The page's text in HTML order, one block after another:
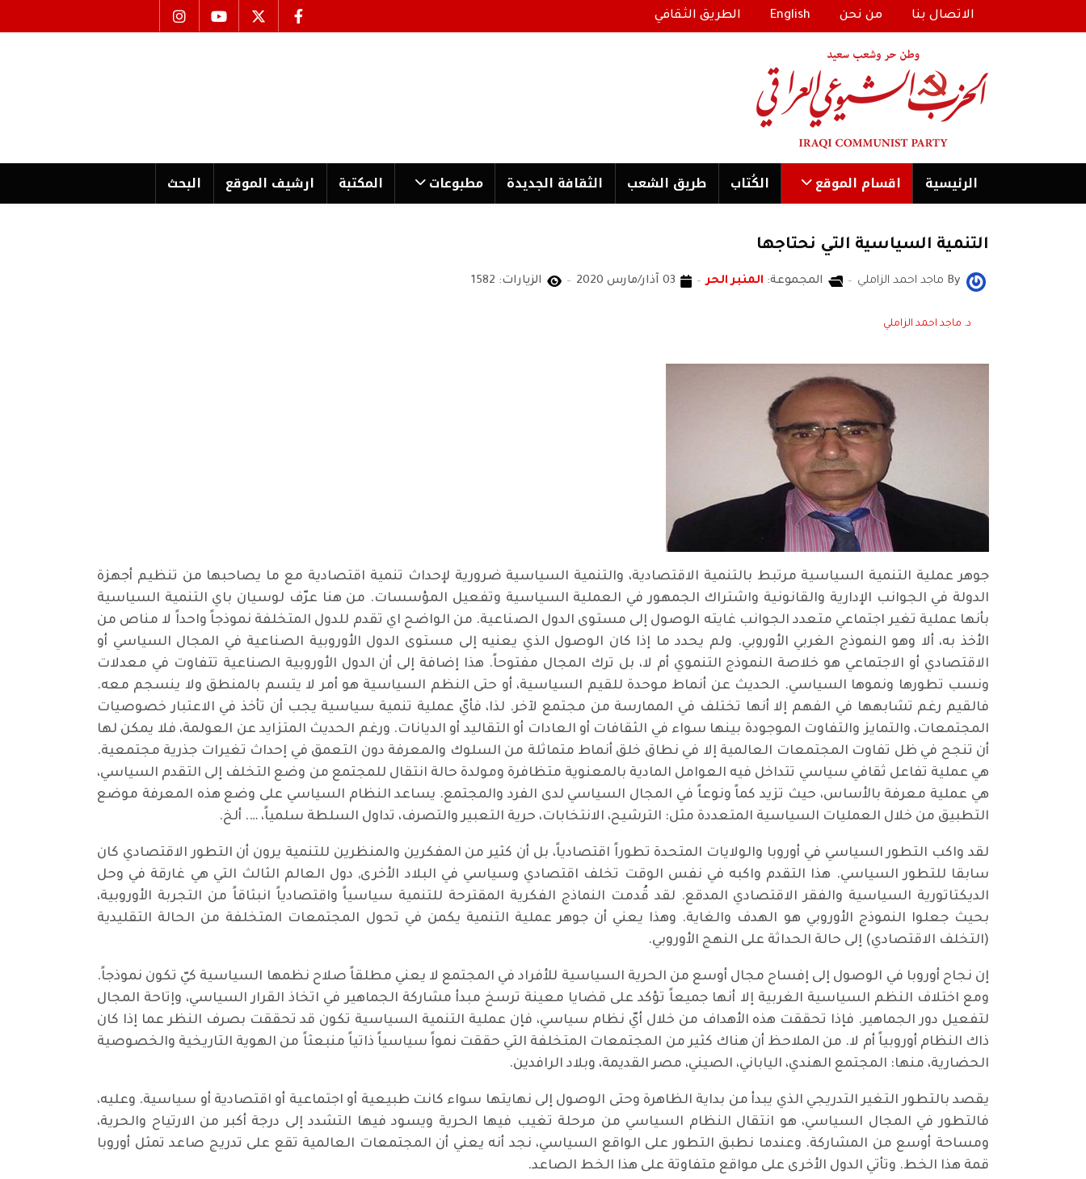
الاتصال بنا من نحن English الطريق الثقافي
الرئیسية اقسام الموقع الكُتاب طریق الشعب الثقافة الجدیدة مطبوعات المكتبة ارشیف الموقع البحث
التنمية السياسية التي نحتاجها
By ماجد احمد الزاملي المجموعة: المنبر الحر 03 آذار/مارس 2020 الزيارات: 1582
د. ماجد احمد الزاملي
جوهر عملية التنمية السياسية مرتبط بالتنمية الاقتصادية، والتنمية السياسية ضرورية لإحداث تنمية اقتصادية مع ما يصاحبها من تنظيم أجهزة
الدولة في الجوانب الإدارية والقانونية واشتراك الجمهور في العملية السياسية وتفعيل المؤسسات. من هنا عرّف لوسيان باي التنمية السياسية
بأنها عملية تغير اجتماعي متعدد الجوانب غايته الوصول إلى مستوى الدول الصناعية. من الواضح اي تقدم للدول المتخلفة نموذجاً واحداً لا مناص من
الأخذ به، ألا وهو النموذج الغربي الأوروبي. ولم يحدد ما إذا كان الوصول الذي يعنيه إلى مستوى الدول الأوروبية الصناعية في المجال السياسي أو
الاقتصادي أو الاجتماعي هو خلاصة النموذج التنموي أم لا، بل ترك المجال مفتوحاً. هذا إضافة إلى أن الدول الأوروبية الصناعية تتفاوت في معدلات
ونسب تطورها ونموها السياسي. الحديث عن أنماط موحدة للقيم السياسية، أو حتى النظم السياسية هو أمر لا يتسم بالمنطق ولا ينسجم معه.
فالقيم رغم تشابهها في الفهم إلا أنها تختلف في الممارسة من مجتمع لآخر. لذا، فأيّ عملية تنمية سياسية يجب أن تأخذ في الاعتبار خصوصيات
المجتمعات، والتمايز والتفاوت الموجودة بينها سواء في الثقافات أو العادات أو التقاليد أو الديانات. ورغم الحديث المتزايد عن العولمة، فلا يمكن لها
أن تنجح في ظل تفاوت المجتمعات العالمية إلا في نطاق خلق أنماط متماثلة من السلوك والمعرفة دون التعمق في إحداث تغيرات جذرية مجتمعية.
هي عملية تفاعل ثقافي سياسي تتداخل فيه العوامل المادية بالمعنوية متظافرة ومولدة حالة انتقال للمجتمع من وضع التخلف إلى التقدم السياسي،
هي عملية معرفة بالأساس، حيث تزيد كماً ونوعاً في المجال السياسي لدى الفرد والمجتمع. يساعد النظام السياسي على وضع هذه المعرفة موضع
التطبيق من خلال العمليات السياسية المتعددة مثل: الترشيح، الانتخابات، حرية التعبير والتصرف، تداول السلطة سلمياً، …. ألخ.
لقد واكب التطور السياسي في أوروبا والولايات المتحدة تطوراً اقتصادياً، بل أن كثير من المفكرين والمنظرين للتنمية يرون أن التطور الاقتصادي كان
سابقا للتطور السياسي. هذا التقدم واكبه في نفس الوقت تخلف اقتصادي وسياسي في البلاد الأخرى, دول العالم الثالث التي هي غارقة في وحل
الديكتاتورية السياسية والفقر الاقتصادي المدقع. لقد قُدمت النماذج الفكرية المقترحة للتنمية سياسياً واقتصادياً انبثاقاً من التجربة الأوروبية،
بحيث جعلوا النموذج الأوروبي هو الهدف والغاية. وهذا يعني أن جوهر عملية التنمية يكمن في تحول المجتمعات المتخلفة من الحالة التقليدية
(التخلف الاقتصادي) إلى حالة الحداثة على النهج الأوروبي.
إن نجاح أوروبا في الوصول إلى إفساح مجال أوسع من الحرية السياسية للأفراد في المجتمع لا يعني مطلقاً صلاح نظمها السياسية كيّ تكون نموذجاً.
ومع اختلاف النظم السياسية الغربية إلا أنها جميعاً تؤكد على قضايا معينة ترسخ مبدأ مشاركة الجماهير في اتخاذ القرار السياسي، وإتاحة المجال
لتفعيل دور الجماهير. فإذا تحققت هذه الأهداف من خلال أيّ نظام سياسي، فإن عملية التنمية السياسية تكون قد تحققت بصرف النظر عما إذا كان
ذاك النظام أوروبياً أم لا. من الملاحظ أن هناك كثير من المجتمعات المتخلفة التي حققت نمواً سياسياً ذاتياً منبعثاً من الهوية التاريخية والخصوصية
الحضارية، منها: المجتمع الهندي، الياباني، الصيني، مصر القديمة، وبلاد الرافدين.
يقصد بالتطور التغير التدريجي الذي يبدأ من بداية الظاهرة وحتى الوصول إلى نهايتها سواء كانت طبيعية أو اجتماعية أو اقتصادية أو سياسية. وعليه،
فالتطور في المجال السياسي، هو انتقال النظام السياسي من مرحلة تغيب فيها الحرية ويسود فيها التشدد إلى درجة أكبر من الارتياح والحرية،
ومساحة أوسع من المشاركة. وعندما نطبق التطور على الواقع السياسي، نجد أنه يعني أن المجتمعات العالمية تقع على تدريج صاعد تمثل أوروبا
قمة هذا الخط. وتأتي الدول الأخرى على مواقع متفاوتة على هذا الخط الصاعد.